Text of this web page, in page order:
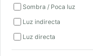
Sombra / Poca luz
Luz indirecta
Luz directa